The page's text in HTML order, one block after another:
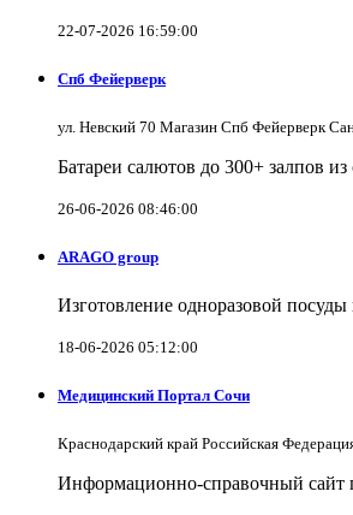
22-07-2026 16:59:00
Спб Фейерверк
ул. Невский 70 Магазин Спб Фейерверк
Батареи салютов до 300+ залпов
26-06-2026 08:46:00
ARAGO group
Изготовление одноразовой посуды
18-06-2026 05:12:00
Медицинский Портал Сочи
Краснодарский край Российская
Информационно-справочный сайт